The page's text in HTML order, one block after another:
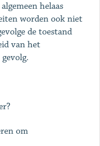
helaas
worden ook niet
de toestand
van het
om